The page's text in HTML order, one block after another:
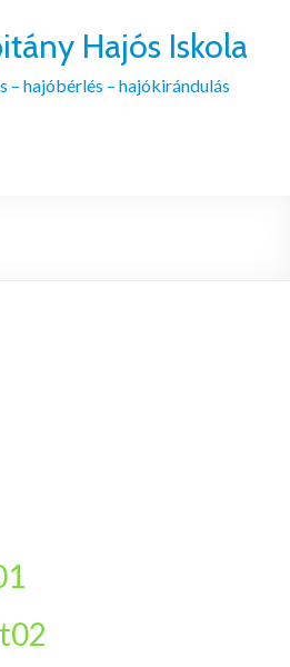
Hajós Iskola
– hajóbérlés – hajókirándulás